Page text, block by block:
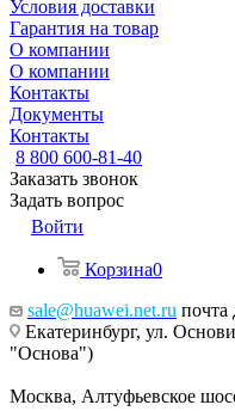
Условия доставки
Гарантия на товар
О компании
О компании
Контакты
Документы
Контакты
8 800 600-81-40
Заказать звонок
Задать вопрос
Войти
Корзина0
sale@huawei.net.ru почта
Екатеринбург, ул.
"Основа")
Москва, Алтуфьевское